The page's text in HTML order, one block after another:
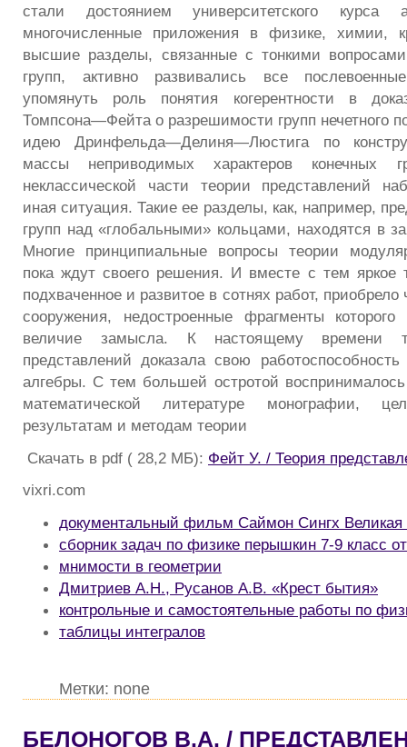
стали достоянием университетского
многочисленные приложения в физике, химии,
высшие разделы, связанные с тонкими вопросами
групп, активно развивались все
упомянуть роль понятия когерентности в
Томпсона—Фейта о разрешимости групп нечетного
идею Дринфельда—Делиня—Люстига по
массы неприводимых характеров
неклассической части теории представлений
иная ситуация. Такие ее разделы, как, например,
групп над «глобальными» кольцами, находятся в
Многие принципиальные вопросы теории
пока ждут своего решения. И вместе с тем яркое
подхваченное и развитое в сотнях работ,
сооружения, недостроенные фрагменты
величие замысла. К настоящему времени
представлений доказала свою
алгебры. С тем большей остротой
математической литературе монографии,
результатам и методам теории
Скачать в pdf ( 28,2 МБ): Фейт У. / Теория
vixri.com
документальный фильм Саймон Сингх
сборник задач по физике перышкин 7-9 класс
мнимости в геометрии
Дмитриев А.Н., Русанов А.В. «Крест бытия»
контрольные и самостоятельные работы по
таблицы интегралов
Метки: none
БЕЛОНОГОВ В.А. /